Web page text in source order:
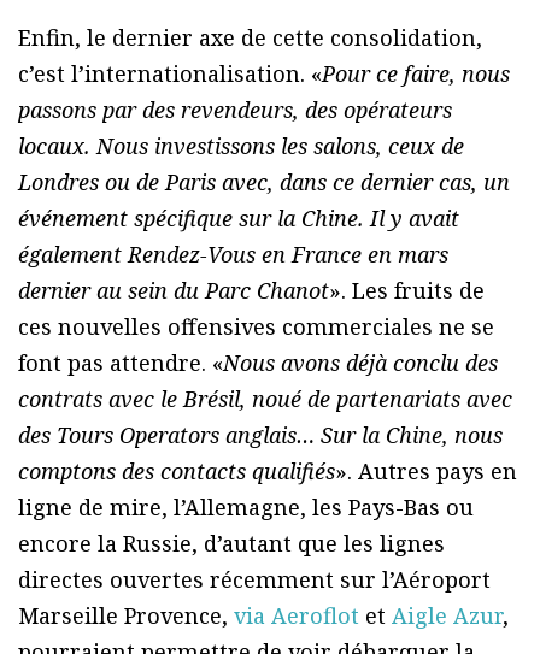
Enfin, le dernier axe de cette consolidation,
c’est l’internationalisation. «Pour ce faire, nous
passons par des revendeurs, des opérateurs
locaux. Nous investissons les salons, ceux de
Londres ou de Paris avec, dans ce dernier cas, un
événement spécifique sur la Chine. Il y avait
également Rendez-Vous en France en mars
dernier au sein du Parc Chanot». Les fruits de
ces nouvelles offensives commerciales ne se
font pas attendre. «Nous avons déjà conclu des
contrats avec le Brésil, noué de partenariats avec
des Tours Operators anglais… Sur la Chine, nous
comptons des contacts qualifiés». Autres pays en
ligne de mire, l’Allemagne, les Pays-Bas ou
encore la Russie, d’autant que les lignes
directes ouvertes récemment sur l’Aéroport
Marseille Provence, via Aeroflot et Aigle Azur,